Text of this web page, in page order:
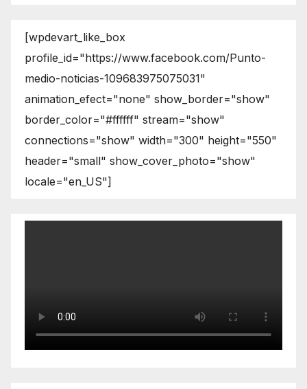
[wpdevart_like_box
profile_id="https://www.facebook.com/Punto-
medio-noticias-109683975075031"
animation_efect="none" show_border="show"
border_color="#ffffff" stream="show"
connections="show" width="300" height="550"
header="small" show_cover_photo="show"
locale="en_US"]